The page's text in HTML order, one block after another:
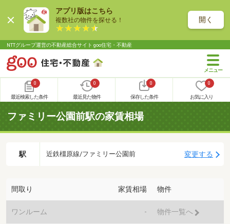
アプリ版はこちら
複数社の物件を探せる！ 開く
NTTグループ運営の不動産総合サイト goo住宅・不動産
0
最近検索した条件
0
最近見た物件
0
保存した条件
0
お気に入り
ファミリー公園前駅の家賃相場
駅 近鉄橿原線/ファミリー公園前 変更する
間取り 家賃相場 物件
ワンルーム - 物件一覧へ